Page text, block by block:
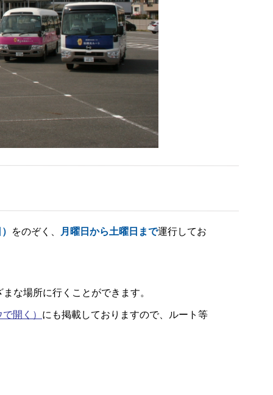
をのぞく、 月曜日から土曜日まで運行してお
な場所に行くことができます。
開く） にも掲載しておりますので、ルート等